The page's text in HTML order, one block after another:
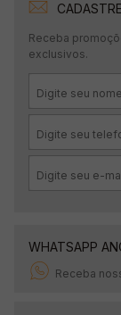
Receba
exclusivos.
WHATSAPP
Receba